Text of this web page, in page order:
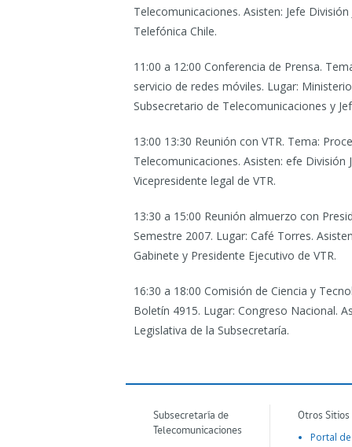
Telecomunicaciones. Asisten: Jefe
Telefónica Chile.
11:00 a 12:00 Conferencia de Prensa.
servicio de redes móviles. Lugar:
Subsecretario de Telecomunicaciones y
13:00 13:30 Reunión con VTR. Tema:
Telecomunicaciones. Asisten: efe
Vicepresidente legal de VTR.
13:30 a 15:00 Reunión almuerzo con
Semestre 2007. Lugar: Café Torres.
Gabinete y Presidente Ejecutivo de VTR.
16:30 a 18:00 Comisión de Ciencia y
Boletín 4915. Lugar: Congreso Nacional.
Legislativa de la Subsecretaría.
Subsecretaría de
Telecomunicaciones
Otros
Portal